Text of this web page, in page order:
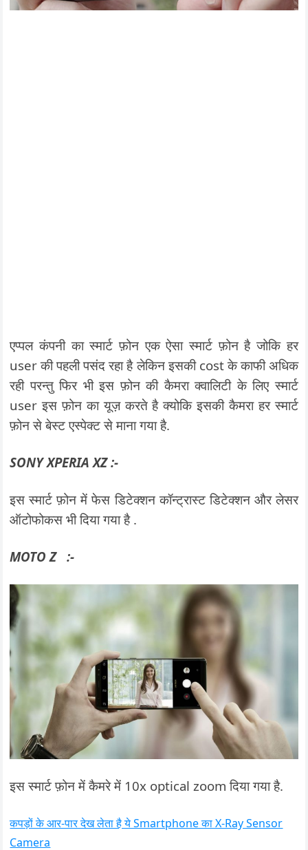
एप्पल कंपनी का स्मार्ट फ़ोन एक ऐसा स्मार्ट फ़ोन है जोकि हर
user की पहली पसंद रहा है लेकिन इसकी cost के काफी अधिक
रही परन्तु फिर भी इस फ़ोन की कैमरा क्वालिटी के लिए स्मार्ट
user इस फ़ोन का यूज़ करते है क्योकि इसकी कैमरा हर स्मार्ट
फ़ोन से बेस्ट एस्पेक्ट से माना गया है.
SONY XPERIA XZ :-
इस स्मार्ट फ़ोन में फेस डिटेक्शन कॉन्ट्रास्ट डिटेक्शन और लेसर
ऑटोफोकस भी दिया गया है .
MOTO Z :-
इस स्मार्ट फ़ोन में कैमरे में 10x optical zoom दिया गया है.
कपड़ों के आर-पार देख लेता है ये Smartphone का X-Ray Sensor
Camera